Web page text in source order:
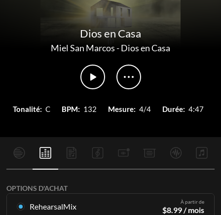
Dios en Casa
Miel San Marcos-Dios en Casa
Tonalité: C BPM: 132 Mesure: 4/4 Durée: 4:47
OPTIONS D'ACHAT
RehearsalMix À partir de
$8.99/ mois